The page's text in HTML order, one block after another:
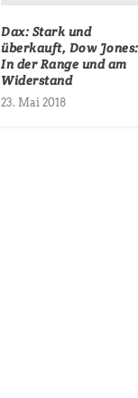
Dax: Stark und
überkauft, Dow Jones:
In der Range und am
Widerstand
23. Mai 2018